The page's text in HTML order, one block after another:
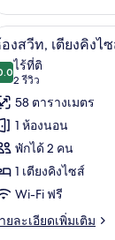
คิง
ส์
ยง
ว
ง
ก
,
ยง
ส์
ก่อภูมิแพ้, ผ้านวมขนเ
ด
พถ่าย
หมด
ง
อง
วีท,
ยง
11
งสวีท, เตียงคิงไ
10.0 จาก 10
ไร้ที่ติ
2 รีวิว
(2
รีวิว)
58 ตารางเมตร
1 ห้องนอน
พักได้ 2 คน
1 เตียงคิงไซส์
Wi-Fi ฟรี
ยละเอียดเพิ่มเติม
ย